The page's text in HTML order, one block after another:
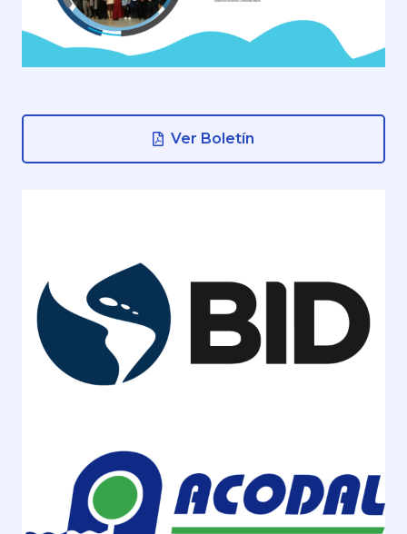
Ver Boletín